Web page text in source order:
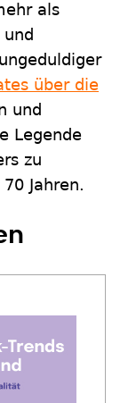
als
über die
und
Legende
zu
Jahren.